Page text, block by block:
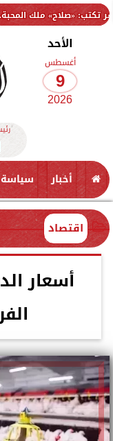
المحبة.. رسول السلام
الأحد
أغسطس
9
2026
أخبار سياسة
اقتصاد
أسعار